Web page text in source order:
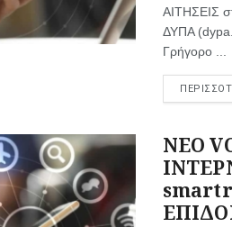
ΑΙΤΗΣΕΙΣ
ΔΥΠΑ
Γρήγορο ...
NΕΟ